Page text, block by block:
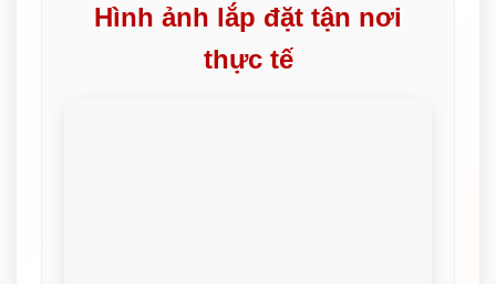
Hình ảnh lắp đặt tận nơi
thực tế